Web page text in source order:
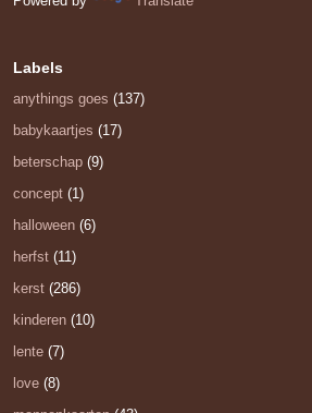
Labels
anythings goes (137)
babykaartjes (17)
beterschap (9)
concept (1)
halloween (6)
herfst (11)
kerst (286)
kinderen (10)
lente (7)
love (8)